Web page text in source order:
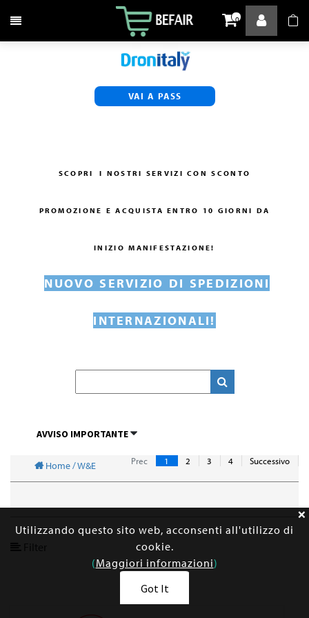
Attiva / disattiva la navigazione 0
VAI A PASS
SCOPRI I NOSTRI SERVIZI CON SCONTO
PROMOZIONE E ACQUISTA ENTRO 10 GIORNI DA
INIZIO MANIFESTAZIONE!
NUOVO SERVIZIO DI SPEDIZIONI
INTERNAZIONALI!
AVVISO IMPORTANTE
Home / W&E Prec 1 2 3 4 Successivo
Utilizzando questo sito web, acconsenti all'utilizzo di
cookie.
(Maggiori informazioni)
Got It